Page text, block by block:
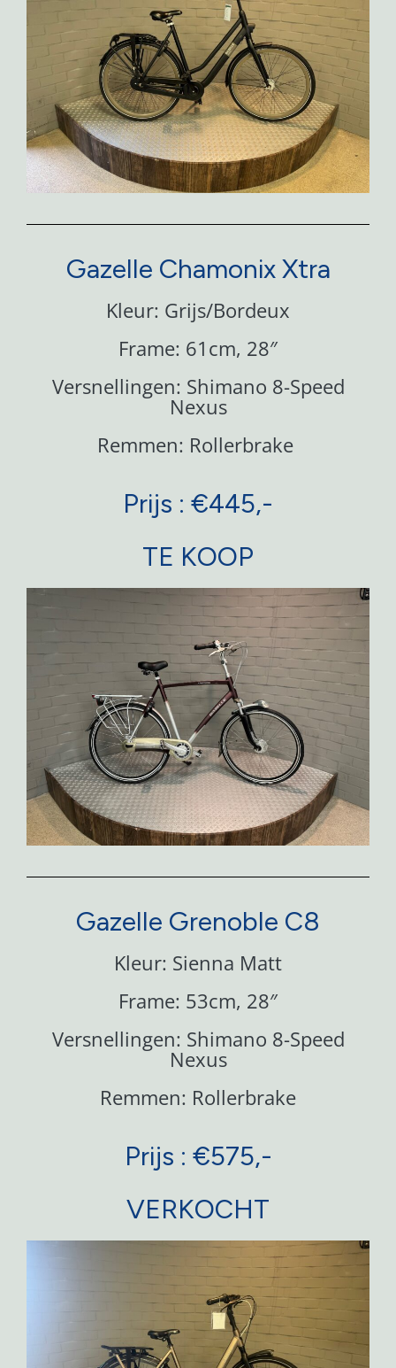
Gazelle Chamonix Xtra
Kleur: Grijs/Bordeux
Frame: 61cm, 28″
Versnellingen: Shimano 8-Speed
Nexus
Remmen: Rollerbrake
Prijs : €445,-
TE KOOP
Gazelle Grenoble C8
Kleur: Sienna Matt
Frame: 53cm, 28″
Versnellingen: Shimano 8-Speed
Nexus
Remmen: Rollerbrake
Prijs : €575,-
VERKOCHT